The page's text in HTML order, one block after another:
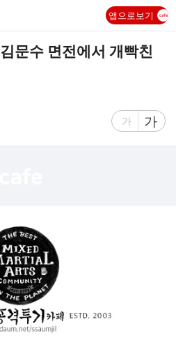
앱으로보기
김문수 면전에서 개빡친
글
가
글
자
가